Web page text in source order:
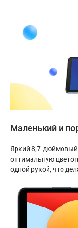
Маленький и
Яркий 8,7-дюймовый
оптимальную
одной рукой, что